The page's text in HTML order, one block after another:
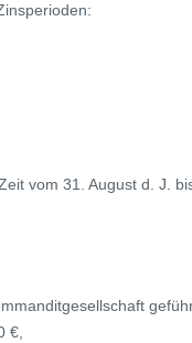
vom 31. August d. J.
€,